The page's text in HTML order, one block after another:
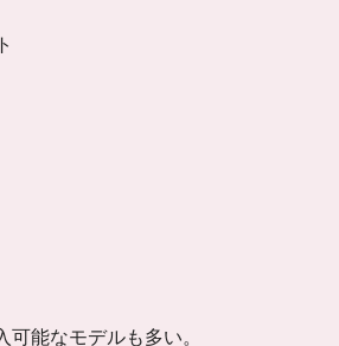
能なモデルも多い。